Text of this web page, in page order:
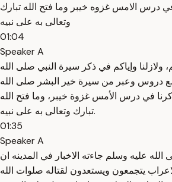
درس الامس غزوه خيبر وما فتح الله تبارك
وتعالى به على نبيه
01:04
Speaker A
ولازلنا وإياكم في ذكر سيرة النبي صلى الله
دروس وعبر من سيرة خير البشر صلى الله
في درس الأمس غزوة خيبر، وما فتح الله
تبارك وتعالى به على نبيه.
01:35
Speaker A
عليه وسلم جاءته الاخبار في المدينه ان
يتجمعون ويستعدون لقتاله صلوات الله